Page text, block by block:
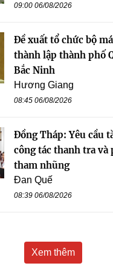
09:00 06/08/2026
Đề xuất tổ chức bộ
thành lập thành phố
Bắc Ninh
Hương Giang
08:45 06/08/2026
Đồng Tháp: Yêu cầu
công tác thanh tra và
tham nhũng
Đan Quế
08:39 06/08/2026
Xem thêm